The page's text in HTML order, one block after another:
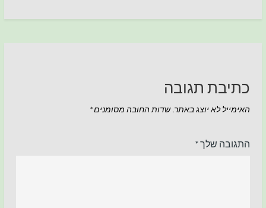
כתיבת תגובה
האימייל לא יוצג באתר. שדות החובה מסומנים*
התגובה שלך*